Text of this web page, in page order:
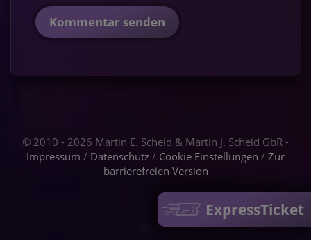
ExpressTicket
Kommentar senden
© 2010 - 2026 Martin E. Scheid & Martin J. Scheid GbR -
Impressum / Datenschutz / Cookie Einstellungen / Zur
barrierefreien Version